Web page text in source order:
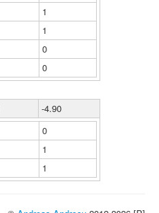
1
1
0
0
-4.90
0
1
1